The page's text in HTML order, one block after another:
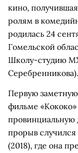
кино,
ролям в
родилась 24
Гомельской
Школу-студию
Серебренникова).
Первую
фильме «Кококо»
провинциальную
прорыв
(2018), где она